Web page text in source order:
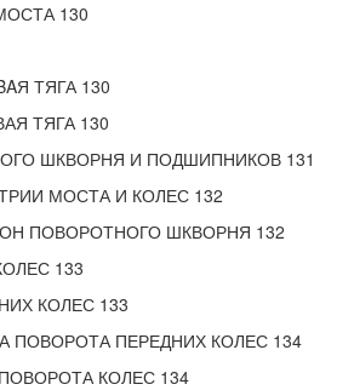
130
ТЯГА 130
ТЯГА 130
ШКВОРНЯ И ПОДШИПНИКОВ 131
МОСТА И КОЛЕС 132
ПОВОРОТНОГО ШКВОРНЯ 132
133
КОЛЕС 133
ПОВОРОТА ПЕРЕДНИХ КОЛЕС 134
КОЛЕС 134